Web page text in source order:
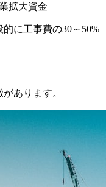
拡大資金
に工事費の30～50%
あります。